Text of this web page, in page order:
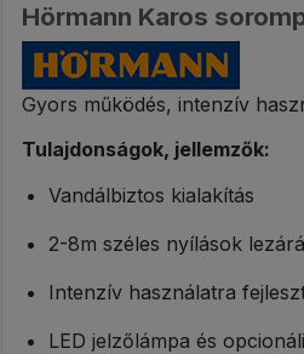
Hörmann Karos
Gyors működés, intenzív
Tulajdonságok, jellemzők:
Vandálbiztos kialakítás
2-8m széles nyílások
Intenzív használatra
LED jelzőlámpa és